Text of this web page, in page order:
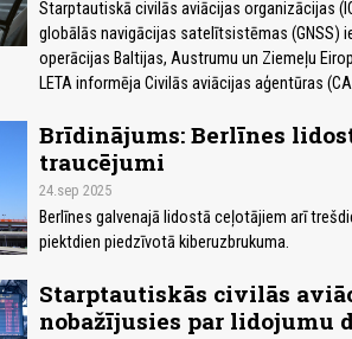
Starptautiskā civilās aviācijas organizācijas
globālās navigācijas satelītsistēmas (GNSS)
operācijas Baltijas, Austrumu un Ziemeļu
LETA informēja Civilās aviācijas aģentūras
Brīdinājums: Berlīnes
traucējumi
24.sep 2025
Berlīnes galvenajā lidostā ceļotājiem arī
piektdien piedzīvotā kiberuzbrukuma.
Starptautiskās civilās
nobažījusies par lidojumu